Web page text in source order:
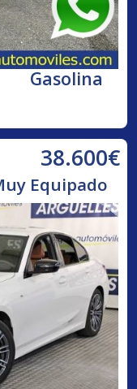
Gasolina
38.600€
Equipado